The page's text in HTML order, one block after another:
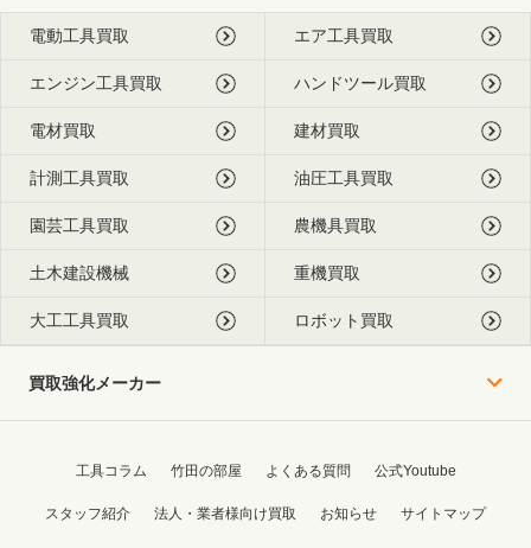
電動工具買取 エア工具買取
エンジン工具買取 ハンドツール買取
電材買取 建材買取
計測工具買取 油圧工具買取
園芸工具買取 農機具買取
土木建設機械 重機買取
大工工具買取 ロボット買取
買取強化メーカー
工具コラム 竹田の部屋 よくある質問 公式Youtube
スタッフ紹介 法人・業者様向け買取 お知らせ サイトマップ